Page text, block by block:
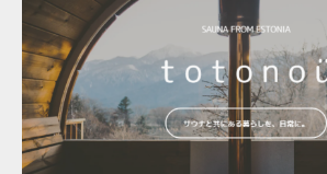
Update:
Category: